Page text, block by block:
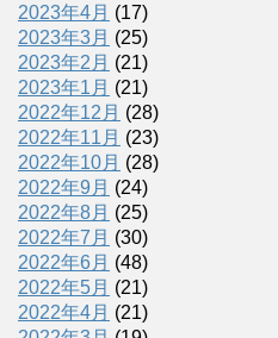
2023年4月 (17)
2023年3月 (25)
2023年2月 (21)
2023年1月 (21)
2022年12月 (28)
2022年11月 (23)
2022年10月 (28)
2022年9月 (24)
2022年8月 (25)
2022年7月 (30)
2022年6月 (48)
2022年5月 (21)
2022年4月 (21)